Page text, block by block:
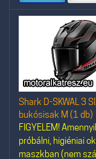
Shark D-SKWAL 3
bukósisak M (1 db)
FIGYELEM!
próbálni, higiéniai
maszkban (nem